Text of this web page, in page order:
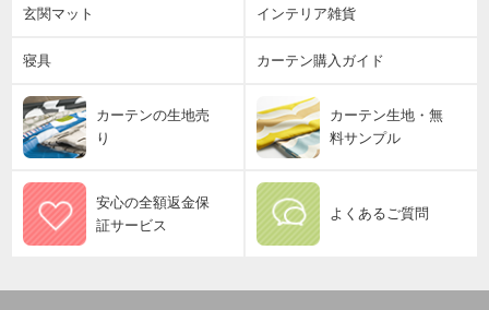
玄関マット インテリア雑貨
寝具 カーテン購入ガイド
カーテンの生地売
り
カーテン生地・無
料サンプル
安心の全額返金保
証サービス
よくあるご質問